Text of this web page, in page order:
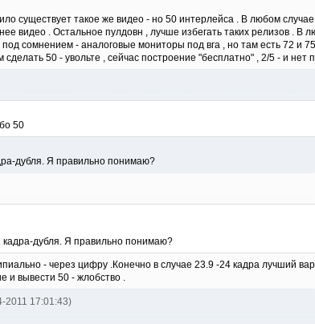
существует такое же видео - но 50 интерлейса . В любом
видео . Остальное пулдовн , лучше избегать таких релизов . В
под сомнением - аналоговые мониторы под вга , но там есть 72 и
50 - увольте , сейчас построение "бесплатно" , 2/5 - и нет
50
дубля. Я правильно понимаю?
кадра-дубля. Я правильно понимаю?
- через цифру .Конечно в случае 23.9 -24 кадра лучший
и вывести 50 - жлобство .
2011 17:01:43)